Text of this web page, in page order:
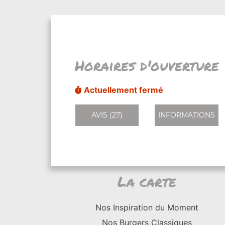
Horaires d'ouverture
Actuellement fermé
AVIS (27) INFORMATIONS
La carte
Nos Inspiration du Moment
Nos Burgers Classiques